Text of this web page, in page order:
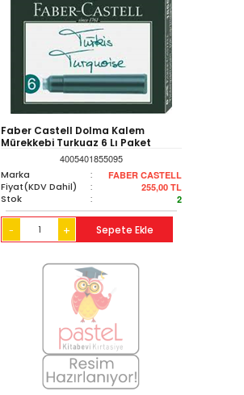
Faber Castell Dolma Kalem
Mürekkebi Turkuaz 6 Lı Paket
4005401855095
Marka
: FABER CASTELL
Fiyat(KDV Dahil) : 255,00 TL
Stok : 2
- + Sepete Ekle